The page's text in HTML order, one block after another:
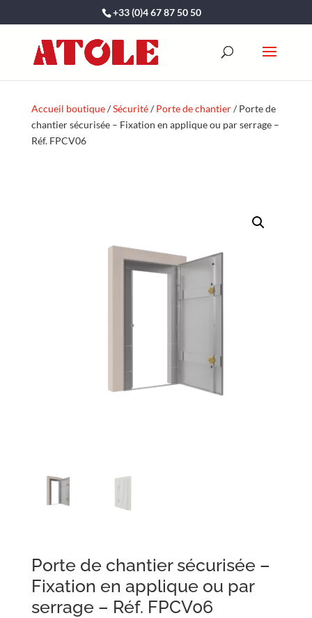
+33 (0)4 67 87 50 50
Accueil boutique/Sécurité/Porte de chantier/ Porte de
chantier sécurisée – Fixation en applique ou par serrage –
Réf. FPCV06
Porte de chantier sécurisée –
Fixation en applique ou par
serrage – Réf. FPCV06